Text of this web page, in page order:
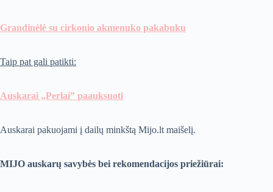
Grandinėlė su cirkonio akmenuko pakabuku
Taip pat gali patikti:
Auskarai „Perlai” paauksuoti
Auskarai pakuojami į dailų minkštą Mijo.lt maišelį.
MIJO auskarų savybės bei rekomendacijos priežiūrai: